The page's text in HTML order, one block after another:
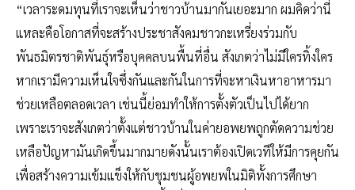
“เวลาระดมทุนที่เราจะเห็นว่าชาวบ้านมากันเยอะมาก ผมคิดว่านี่
แหละคือโอกาสที่จะสร้างประชาสังคมชาวกะเหรี่ยงร่วมกับ
พันธมิตรชาติพันธุ์หรือบุคคลบนพื้นที่อื่น สังเกตว่าไม่มีใครทิ้งใคร
หากเรามีความเห็นใจซึ่งกันและกันในการที่จะหาเงินหาอาหารมา
ช่วยเหลือตลอดเวลา เช่นนี้ย่อมทำให้การตั้งตัวเป็นไปได้ยาก
เพราะเราจะสังเกตว่าตั้งแต่ชาวบ้านในค่ายอพยพถูกตัดความช่วย
เหลือปัญหามันเกิดขึ้นมากมายดังนั้นเราต้องเปิดเวทีให้มีการคุยกัน
เพื่อสร้างความเข้มแข็งให้กับชุมชนผู้อพยพในมิติทั้งการศึกษา